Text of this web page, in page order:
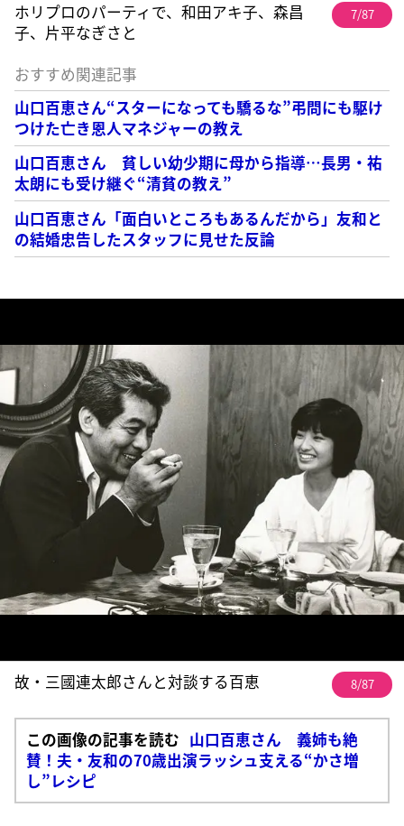
ホリプロのパーティで、和田アキ子、森昌
子、片平なぎさと
7/87
おすすめ関連記事
山口百恵さん“スターになっても驕るな”弔問にも駆け
つけた亡き恩人マネジャーの教え
山口百恵さん 貧しい幼少期に母から指導…長男・祐
太朗にも受け継ぐ“清貧の教え”
山口百恵さん「面白いところもあるんだから」友和と
の結婚忠告したスタッフに見せた反論
故・三國連太郎さんと対談する百恵 8/87
この画像の記事を読む 山口百恵さん 義姉も絶
賛！夫・友和の70歳出演ラッシュ支える“かさ増
し”レシピ